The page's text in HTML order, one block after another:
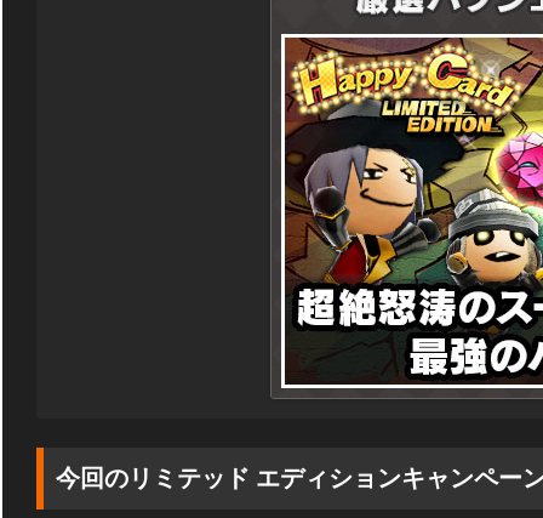
今回のリミテッド エディションキャンペー